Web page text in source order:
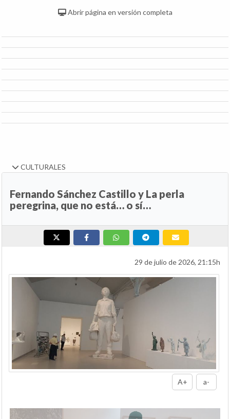
Abrir página en versión completa
CULTURALES
Fernando Sánchez Castillo y La perla
peregrina, que no está… o sí…
29 de julio de 2026, 21:15h
A+ a-